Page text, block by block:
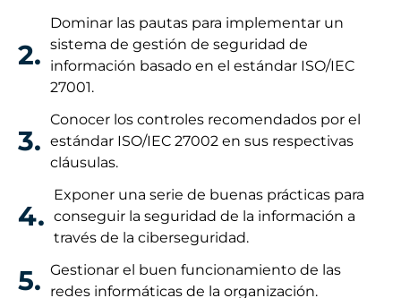
2.
Dominar las pautas para implementar un
sistema de gestión de seguridad de
información basado en el estándar ISO/IEC
27001.
3.
Conocer los controles recomendados por el
estándar ISO/IEC 27002 en sus respectivas
cláusulas.
4.
Exponer una serie de buenas prácticas para
conseguir la seguridad de la información a
través de la ciberseguridad.
5. Gestionar el buen funcionamiento de las
redes informáticas de la organización.